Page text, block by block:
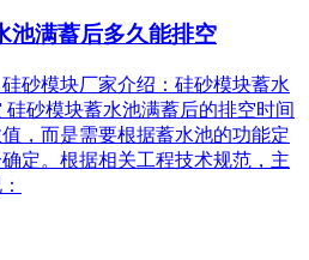
池满蓄后多久能排空
砂模块厂家介绍：硅砂模块蓄水
砂模块蓄水池满蓄后的排空时间
，而是需要根据蓄水池的功能定
定。根据相关工程技术规范，主